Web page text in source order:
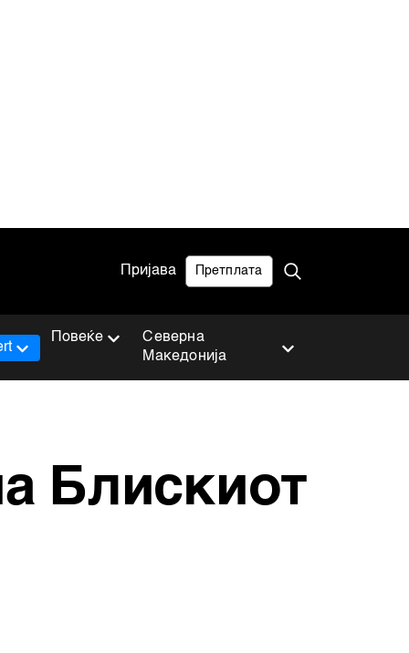
Пријава Претплата
Северна
Македонија
Повеќе
Блискиот